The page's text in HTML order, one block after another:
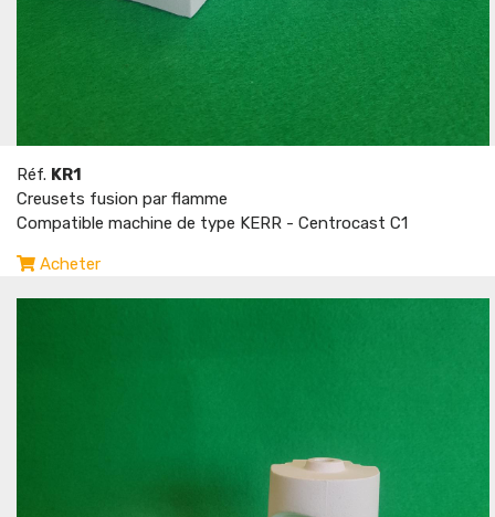
Réf. KR1
Creusets fusion par flamme
Compatible machine de type KERR - Centrocast C1
Acheter